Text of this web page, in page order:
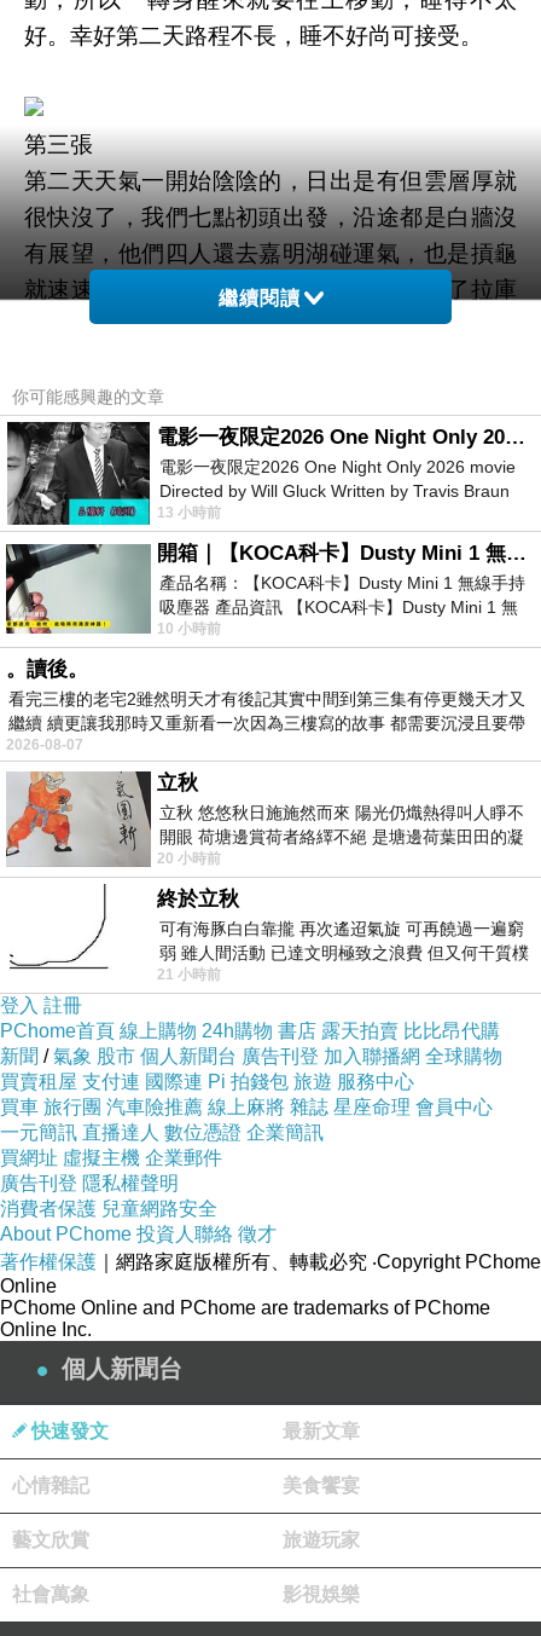
好。幸好第二天路程不長，睡不好尚可接受。
第三張
第二天天氣一開始陰陰的，日出是有但雲層厚就
很快沒了，我們七點初頭出發，沿途都是白牆沒
有展望，他們四人還去嘉明湖碰運氣，也是摃龜
就速速回來會合。我們中午十二時前就到了拉庫
音溪山屋，溪水不高，踩著前人墊高的石頭就可
第四張--拉庫音溪山屋
抵達山屋後就先煮午餐吃，此時山屋外天空也不
時有藍天出來，我們在山屋附近到處閒逛溯溪及
拍照，然後大家才聚在泡茶聊天做瑜伽。很想再
來這裡糜爛幾天，今天是行程中最輕鬆的，隔天
行程要12小時，我們就半夜三點出發。
第五張--拉庫音溪山屋旁
我們凌晨3點初出發後到南雙頭山，接近6點天仍
未亮，14年來第一次登頂照是用打光方式進行，
哈哈。接著續往雲峰叉路口，我們抵達雲峰叉路
口後吃點東西就輕裝去雲峰。愈接近山頂假山頭
愈多愈令人生氣。幸好抵達山頂有藍天白雲，我
也拍個百岳瑜珈留念。
第六張--第三天往雲峰叉路口途中雲海
待到12:15才離開雲峰，我走80分鐘才回到叉路
口。休息一下後就重裝往轆轆谷山屋，我真的忘
了六年的路況，此時前面一個半小時都是上上下
下，加上森林裡地面濕滑不好走，後半段來個陡
上坡100公尺，對於體力已接近底限的我就想罵
髒話了。然後轉角看到山屋才有動力再拼一下。
抵達山屋後莊大哥煮了牛蒡茶給我喝，牛蒡茶甜
晚上大家有共識要拍轆轆谷山屋的日出光線，六
繼續閱讀
你可能感興趣的文章
電影一夜限定2026 One Night Only 2026 movie
電影一夜限定2026 One Night Only 2026 movie
Directed by Will Gluck Written by Travis Braun
Starring Monica Barbaro
13 小時前
開箱｜【KOCA科卡】Dusty Mini 1 無線手持吸塵器
產品名稱：【KOCA科卡】Dusty Mini 1 無線手持
吸塵器 產品資訊 【KOCA科卡】Dusty Mini 1 無
線手持吸塵器評語： 能吸、能吹兼具兩
10 小時前
。讀後。
看完三樓的老宅2雖然明天才有後記其實中間到第三集有停更幾天才又
繼續 續更讓我那時又重新看一次因為三樓寫的故事 都需要沉浸且要帶
有
2026-08-07
立秋
立秋 悠悠秋日施施然而來 陽光仍熾熱得叫人睜不
開眼 荷塘邊賞荷者絡繹不絕 是塘邊荷葉田田的凝
望 風中飄逸的是映日荷花別樣紅
20 小時前
終於立秋
可有海豚白白靠攏 再次遙迢氣旋 可再饒過一遍窮
弱 雖人間活動 已達文明極致之浪費 但又何干質樸
者 只能白白陪葬
21 小時前
登入 註冊
PChome首頁 線上購物 24h購物 書店 露天拍賣 比比昂代購
新聞 /氣象 股市 個人新聞台 廣告刊登 加入聯播網 全球購物
買賣租屋 支付連 國際連 Pi 拍錢包 旅遊 服務中心
買車 旅行團 汽車險推薦 線上麻將 雜誌 星座命理 會員中心
一元簡訊 直播達人 數位憑證 企業簡訊
買網址 虛擬主機 企業郵件
廣告刊登 隱私權聲明
消費者保護 兒童網路安全
About PChome 投資人聯絡 徵才
著作權保護 ｜網路家庭版權所有、轉載必究 ‧Copyright PChome
Online
PChome Online and PChome are trademarks of PChome
Online Inc.
個人新聞台
快速發文 最新文章
心情雜記 美食饗宴
藝文欣賞 旅遊玩家
社會萬象 影視娛樂